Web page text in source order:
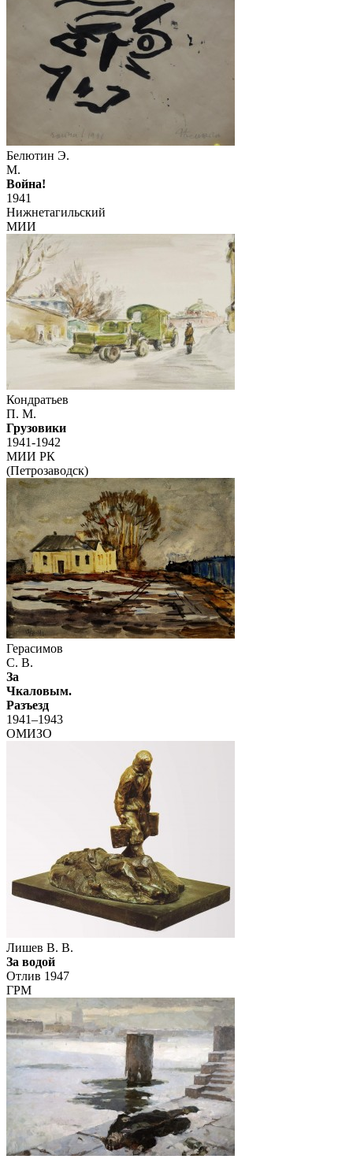
Белютин Э.
М.
Война!
1941
Нижнетагильский
МИИ
Кондратьев
П. М.
Грузовики
1941-1942
МИИ РК
(Петрозаводск)
Герасимов
С. В.
За
Чкаловым.
Разъезд
1941–1943
ОМИЗО
Лишев В. В.
За водой
Отлив 1947
ГРМ